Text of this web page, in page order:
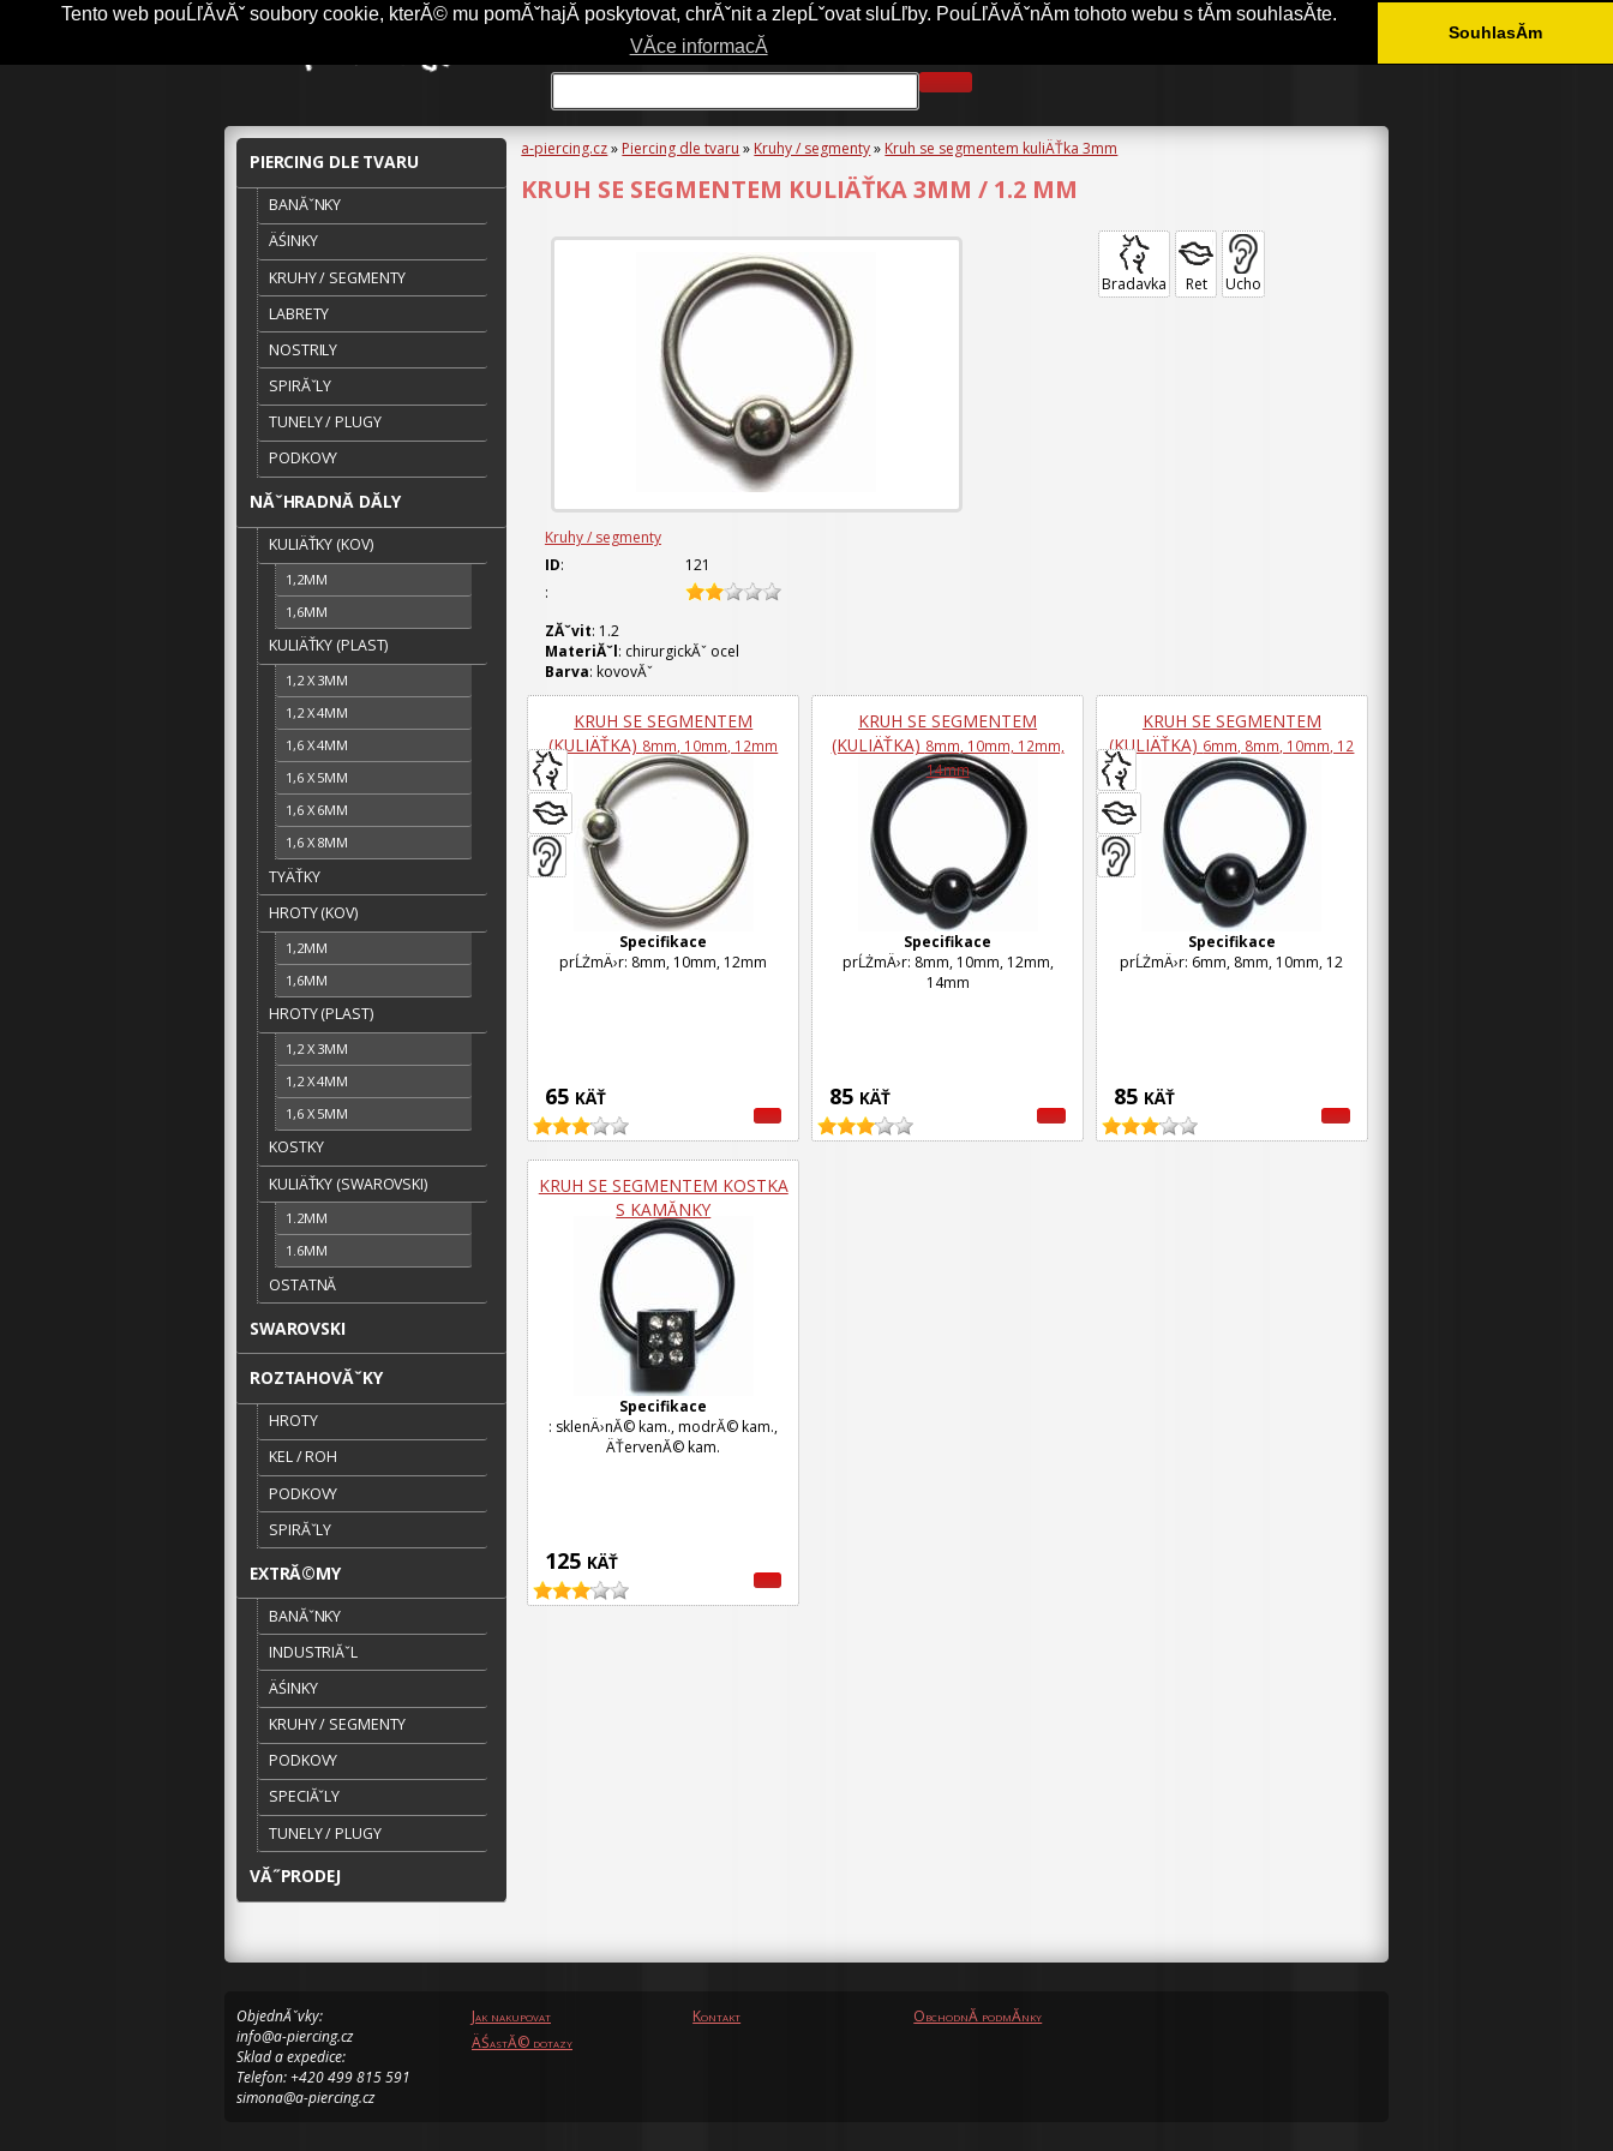
Tento web pouĹľĂ­vĂˇ soubory cookie, kterĂ© mu pomĂˇhajĂ­ poskytovat, chrĂˇnit a zlepĹˇovat sluĹľby. PouĹľĂ­vĂˇnĂ­m tohoto webu s tĂ­m souhlasĂ­te.
VĂ­ce informacĂ­
SouhlasĂ­m
a-piercing.cz» Piercing dle tvaru » Kruhy / segmenty» Kruh se segmentem kuliÄŤka 3mm
KRUH SE SEGMENTEM KULIÄŤKA 3MM / 1.2 MM
Kruhy / segmenty
ID:
121
:
ZĂˇvit: 1.2
MateriĂˇl: chirurgickĂˇ ocel
Barva: kovovĂˇ
Bradavka Ret Ucho
KRUH SE SEGMENTEM
(KULIÄŤKA) 8mm, 10mm, 12mm
65 KÄŤ
Specifikace
prĹŻmÄ›r: 8mm, 10mm, 12mm
KRUH SE SEGMENTEM
(KULIÄŤKA) 8mm, 10mm, 12mm,
14mm
85 KÄŤ
Specifikace
prĹŻmÄ›r: 8mm, 10mm, 12mm,
14mm
KRUH SE SEGMENTEM
(KULIÄŤKA) 6mm, 8mm, 10mm, 12
85 KÄŤ
Specifikace
prĹŻmÄ›r: 6mm, 8mm, 10mm, 12
KRUH SE SEGMENTEM KOSTKA
S KAMĂ­NKY
125 KÄŤ
Specifikace
: sklenÄ›nĂ© kam., modrĂ© kam.,
ÄŤervenĂ© kam.
PIERCING DLE TVARU
BANĂˇNKY
ÄŚINKY
KRUHY / SEGMENTY
LABRETY
NOSTRILY
SPIRĂˇLY
TUNELY / PLUGY
PODKOVY
NĂˇHRADNĂ­ DĂ­LY
KULIÄŤKY (KOV)
1,2MM
1,6MM
KULIÄŤKY (PLAST)
1,2 X 3MM
1,2 X 4MM
1,6 X 4MM
1,6 X 5MM
1,6 X 6MM
1,6 X 8MM
TYÄŤKY
HROTY (KOV)
1,2MM
1,6MM
HROTY (PLAST)
1,2 X 3MM
1,2 X 4MM
1,6 X 5MM
KOSTKY
KULIÄŤKY (SWAROVSKI)
1.2MM
1.6MM
OSTATNĂ­
SWAROVSKI
ROZTAHOVĂˇKY
HROTY
KEL / ROH
PODKOVY
SPIRĂˇLY
EXTRĂ©MY
BANĂˇNKY
INDUSTRIĂˇL
ÄŚINKY
KRUHY / SEGMENTY
PODKOVY
SPECIĂˇLY
TUNELY / PLUGY
VĂ˝PRODEJ
A-PIERCING.CZ OBCHODNĂ­ PODMĂ­NKY
ObjednĂˇvky:
info@a-piercing.cz
Sklad a expedice:
Telefon: +420 499 815 591
simona@a-piercing.cz
Jak nakupovat Kontakt
ObchodnĂ­ podmĂ­nky
ÄŚastĂ© dotazy